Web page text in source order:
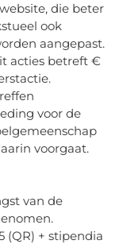
die beter
ook
aangepast.
acties betreft €
voor de
voorgaat.
van de
(QR) + stipendia